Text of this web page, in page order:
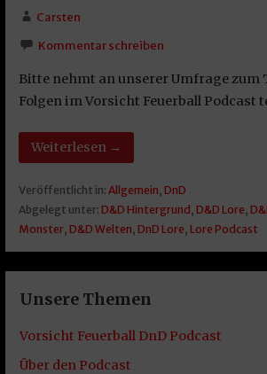
Carsten
Kommentar schreiben
Bitte nehmt an unserer Umfrage zum
Folgen im Vorsicht Feuerball Podcast
Weiterlesen →
Veröffentlicht in: Allgemein DnD
Abgelegt unter: D&D Hintergrund D&D Lore
Monster, D&D Welten DnD Lore Lore Podcast
Unsere Themen
Vorsicht Feuerball DnD Podcast
Über den Podcast